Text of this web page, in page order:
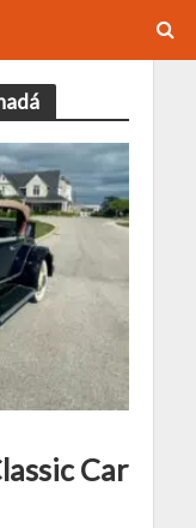
Car